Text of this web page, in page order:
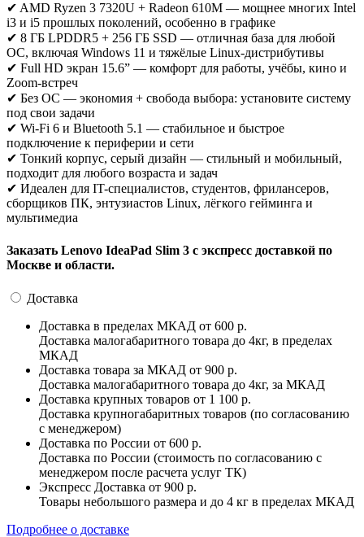
✔ AMD Ryzen 3 7320U + Radeon 610M — мощнее многих Intel
i3 и i5 прошлых поколений, особенно в графике
✔ 8 ГБ LPDDR5 + 256 ГБ SSD — отличная база для любой
ОС, включая Windows 11 и тяжёлые Linux-дистрибутивы
✔ Full HD экран 15.6” — комфорт для работы, учёбы, кино и
Zoom-встреч
✔ Без ОС — экономия + свобода выбора: установите систему
под свои задачи
✔ Wi-Fi 6 и Bluetooth 5.1 — стабильное и быстрое
подключение к периферии и сети
✔ Тонкий корпус, серый дизайн — стильный и мобильный,
подходит для любого возраста и задач
✔ Идеален для IT-специалистов, студентов, фрилансеров,
сборщиков ПК, энтузиастов Linux, лёгкого гейминга и
мультимедиа
Заказать Lenovo IdeaPad Slim 3 с экспресс доставкой по
Москве и области.
Доставка
Доставка в пределах МКАД от 600 р.
Доставка малогабаритного товара до 4кг, в пределах
МКАД
Доставка товара за МКАД от 900 р.
Доставка малогабаритного товара до 4кг, за МКАД
Доставка крупных товаров от 1 100 р.
Доставка крупногабаритных товаров (по согласованию
с менеджером)
Доставка по России от 600 р.
Доставка по России (стоимость по согласованию с
менеджером после расчета услуг ТК)
Экспресс Доставка от 900 р.
Товары небольшого размера и до 4 кг в пределах МКАД
Подробнее о доставке